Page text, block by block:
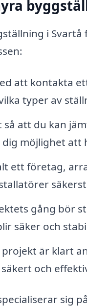
i
att kontakta
typer av
så att du kan
möjlighet
ett företag,
gång bör
säker och
är klart
och
sig